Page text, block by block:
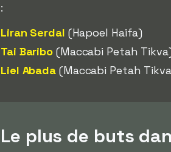
:
Liran Serdal (Hapoel Haifa)
Tai Baribo (Maccabi Petah
Liel Abada (Maccabi Petah
Le plus de buts